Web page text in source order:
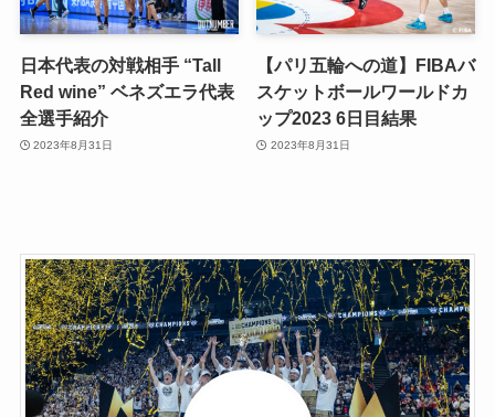
日本代表の対戦相手 “Tall
Red wine” ベネズエラ代表
全選手紹介
2023年8月31日
【パリ五輪への道】FIBAバ
スケットボールワールドカ
ップ2023 6日目結果
2023年8月31日